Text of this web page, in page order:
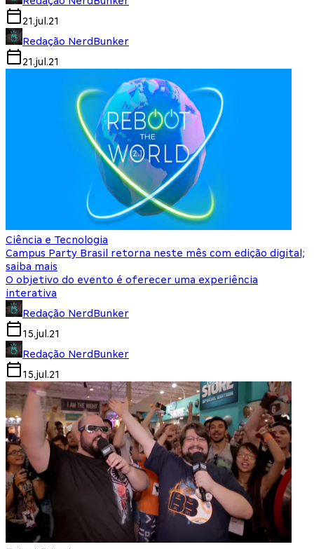
21.jul.21
Redação NerdBunker
21.jul.21
Ciência e Tecnologia
Campus Party Brasil retorna neste mês com edição digital;
saiba mais
O objetivo do evento é oferecer uma experiência
interativa
Redação NerdBunker
15.jul.21
Redação NerdBunker
15.jul.21